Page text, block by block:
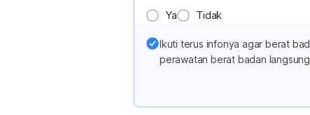
Ya Tidak
Ikuti terus infonya agar berat
perawatan berat badan